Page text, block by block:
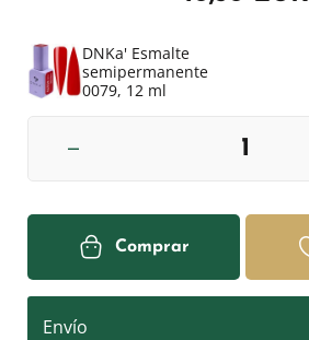
DNKa' Esmalte
semipermanente
0079, 12 ml
Comprar
Envío